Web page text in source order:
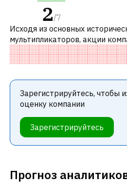
2/7
Исходя из основных
мультипликаторов, акции
сравнению с аналогичными
частности, акция «дорогая» по
Зарегистрируйтесь, чтобы
оценку компании
Зарегистрируйтесь
Прогноз